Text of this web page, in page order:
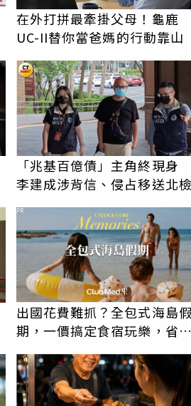
在外打拼最牽掛父母！龜鹿
UC-II替你當爸媽的行動靠山
「兆基百億債」主角終現
李建成涉背信、侵占移送北
出國花費難抓？全包式海島
期，一價搞定食宿玩樂，省
更省心！
PR